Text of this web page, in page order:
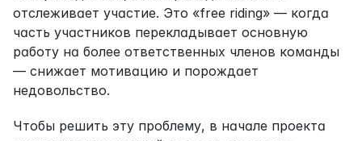
отслеживает участие. Это «free riding» — когда
часть участников перекладывает основную
работу на более ответственных членов команды
— снижает мотивацию и порождает
недовольство.
Чтобы решить эту проблему, в начале проекта